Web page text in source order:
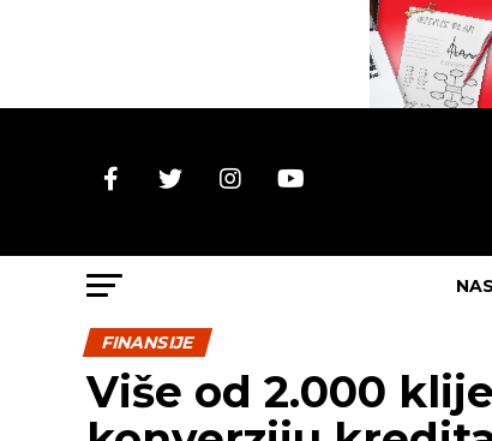
FINANSIJE
Više od 2.000